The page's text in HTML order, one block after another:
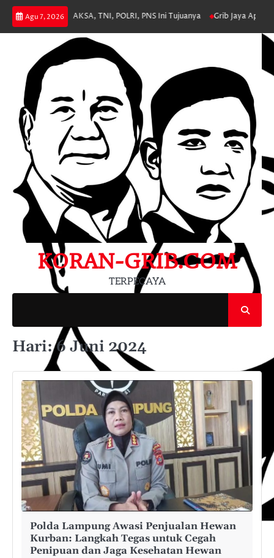
Skip
content
Agu 7, 2026
ASN, JAKSA, TNI, POLRI, PNS Ini Tujuanya Grib Jaya Apresiasi
KORAN-GRIB.COM
TERPECAYA
Hari:6 Juni 2024
Polda Lampung Awasi Penjualan Hewan
Kurban: Langkah Tegas untuk Cegah
Penipuan dan Jaga Kesehatan Hewan